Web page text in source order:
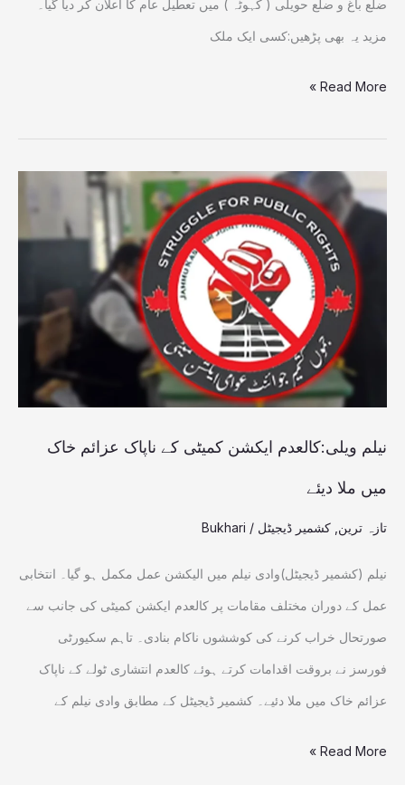
ضلع باغ و ضلع حویلی ( کہوٹہ ) میں تعطیل عام کا اعلان کر دیا گیا۔
مزید یہ بھی پڑھیں:کسی ایک ملک
Read More »
نیلم ویلی:کالعدم ایکشن کمیٹی کے ناپاک عزائم خاک
میں ملا دیئے
تازہ ترین کشمیر ڈیجیٹل /
Bukhari
نیلم (کشمیر ڈیجیٹل)وادی نیلم میں الیکشن عمل مکمل ہو گیا۔ انتخابی
عمل کے دوران مختلف مقامات پر کالعدم ایکشن کمیٹی کی جانب سے
صورتحال خراب کرنے کی کوششوں ناکام بنادی۔ تاہم سکیورٹی
فورسز نے بروقت اقدامات کرتے ہوئے کالعدم انتشاری ٹولے کے ناپاک
عزائم خاک میں ملا دئیے۔ کشمیر ڈیجیٹل کے مطابق وادی نیلم کے
ویلی:کالعدم
ایکشن
خاک
میں
Read More »